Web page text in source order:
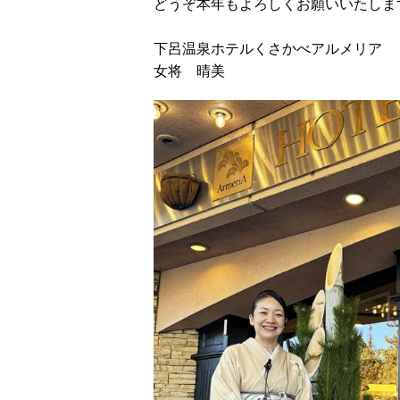
どうぞ本年もよろしくお願いいたしま
下呂温泉ホテルくさかべアルメリア
女将 晴美